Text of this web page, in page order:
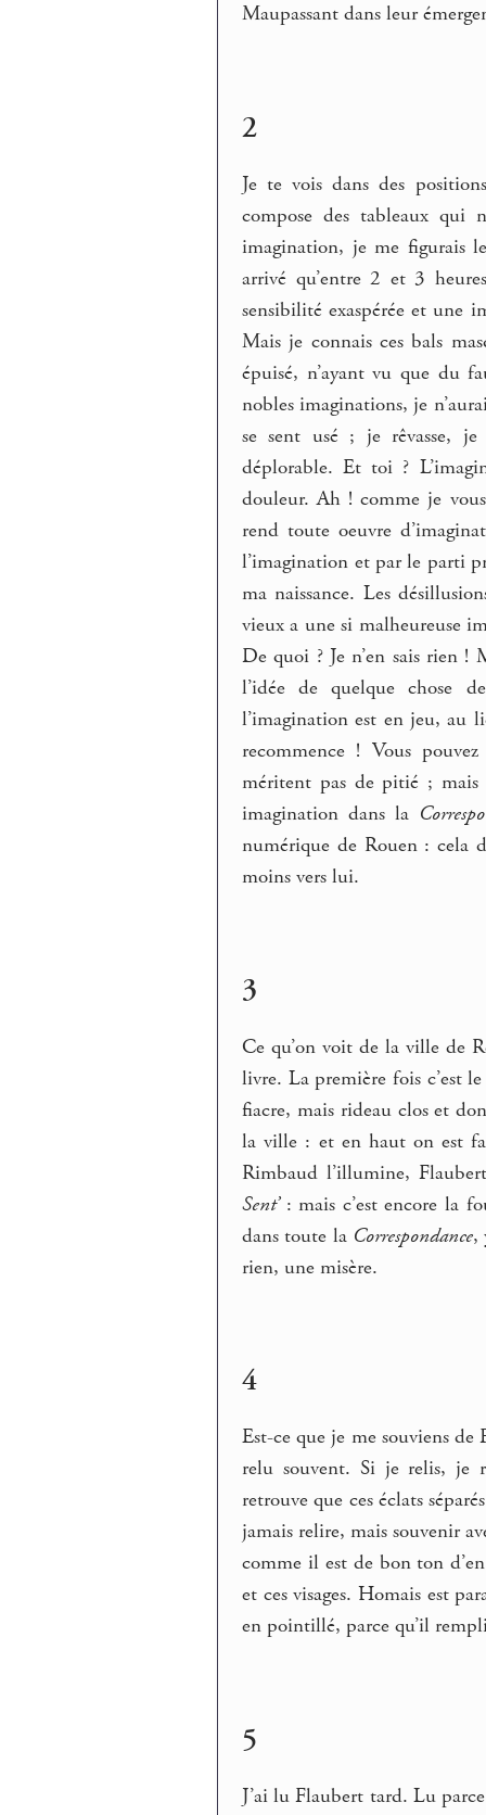
Maupassant dans leur
2
Je te vois dans des
compose des tableaux
imagination, je me figurais
arrivé qu’entre 2 et 3
sensibilité exaspérée et une
Mais je connais ces bals
épuisé, n’ayant vu que du
nobles imaginations, je
se sent usé ; je rêvasse,
déplorable. Et toi ?
douleur. Ah ! comme je
rend toute oeuvre
l’imagination et par le parti
ma naissance. Les
vieux a une si malheureuse
De quoi ? Je n’en sais rien !
l’idée de quelque chose
l’imagination est en jeu, au
recommence ! Vous
méritent pas de pitié ; mais
imagination dans la
numérique de Rouen : cela
moins vers lui.
3
Ce qu’on voit de la ville de
livre. La première fois c’est
fiacre, mais rideau clos et
la ville : et en haut on est
Rimbaud l’illumine,
Sent’: mais c’est encore la
dans toute la Correspondance,
rien, une misère.
4
Est-ce que je me souviens de
relu souvent. Si je relis, je
retrouve que ces éclats
jamais relire, mais souvenir
comme il est de bon ton
et ces visages. Homais est
en pointillé, parce qu’il
5
J’ai lu Flaubert tard. Lu